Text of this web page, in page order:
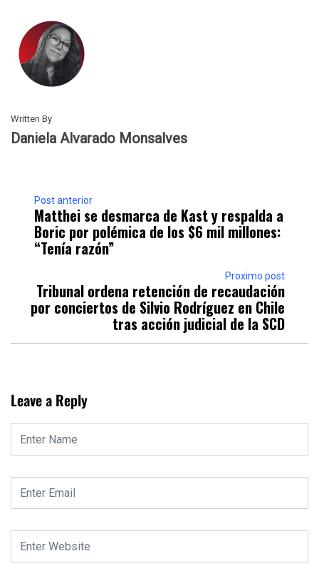
Written By
Daniela Alvarado Monsalves
Post anterior
Matthei se desmarca de Kast y respalda a
Boric por polémica de los $6 mil millones:
“Tenía razón”
Proximo post
Tribunal ordena retención de recaudación
por conciertos de Silvio Rodríguez en Chile
tras acción judicial de la SCD
Leave a Reply